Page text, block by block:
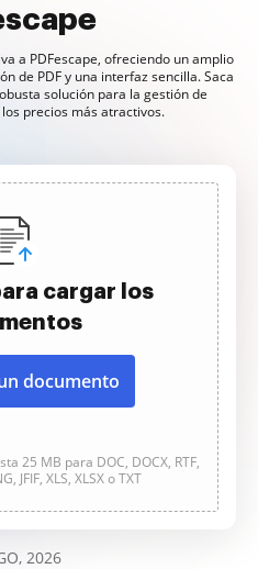
a PDFescape, ofreciendo un amplio
de PDF y una interfaz sencilla. Saca
solución para la gestión de
precios más atractivos.
cargar los
documento
25 MB para DOC, DOCX, RTF,
JFIF, XLS, XLSX o TXT
2026